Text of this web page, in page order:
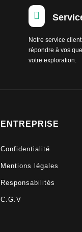

Notre service
répondre à vos
votre exploration.
ENTREPRISE
Confidentialité
Mentions légales
Responsabilités
C.G.V